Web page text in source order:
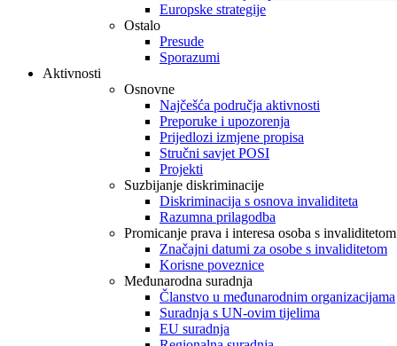
Europske strategije
Ostalo
Presude
Sporazumi
Aktivnosti
Osnovne
Najčešća područja aktivnosti
Preporuke i upozorenja
Prijedlozi izmjene propisa
Stručni savjet POSI
Projekti
Suzbijanje diskriminacije
Diskriminacija s osnova invaliditeta
Razumna prilagodba
Promicanje prava i interesa osoba s invaliditetom
Značajni datumi za osobe s invaliditetom
Korisne poveznice
Međunarodna suradnja
Članstvo u međunarodnim organizacijama
Suradnja s UN-ovim tijelima
EU suradnja